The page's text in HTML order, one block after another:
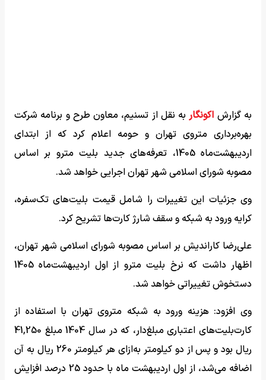
به گزارش اکونگاربه نقل از تسنیم، معاون طرح و برنامه شرکت
بهره‌برداری متروی تهران و حومه اعلام کرد که از ابتدای
اردیبهشت‌ماه 1405، تعرفه‌های جدید بلیت مترو بر اساس
مصوبه شورای اسلامی شهر تهران اجرایی خواهد شد.
وی جزئیات این تغییرات را شامل قیمت بلیت‌های تک‌سفره،
کرایه ورود به شبکه و سقف شارژ کارت‌ها تشریح کرد.
علی‌رضا کاراندیش بر اساس مصوبه شورای اسلامی شهر تهران،
اظهار داشت که نرخ بلیت مترو از اول اردیبهشت‌ماه 1405
دستخوش تغییراتی خواهد شد.
وی افزود: هزینه ورود به شبکه متروی تهران با استفاده از
کارت‌بلیت‌های اعتباری مبلغ‌دار، که در سال 1404 مبلغ 41,250
ریال بود و پس از دو کیلومتر به‌ازای هر کیلومتر 260 ریال به آن
اضافه می‌شد، از اول اردیبهشت ماه با حدود 25 درصد افزایش